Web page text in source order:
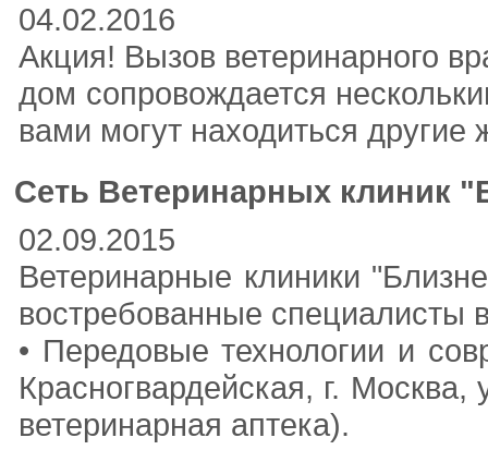
04.02.2016
Акция! Вызов ветеринарного
дом сопровождается
вами могут находиться
Сеть Ветеринарных клиник
02.09.2015
Ветеринарные клиники
востребованные специалисты
• Передовые технологии и
Красногвардейская, г.
ветеринарная аптека).